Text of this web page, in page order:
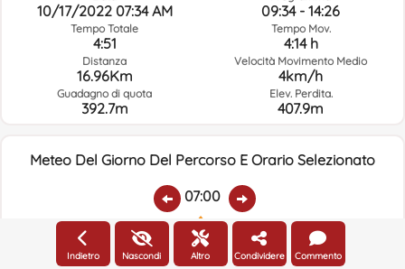
10/17/2022 07:34 AM
Tempo Totale
4:51
Distanza
16.96Km
Guadagno di quota
392.7m
09:34 - 14:26
Tempo Mov.
4:14 h
Velocità Movimento Medio
4km/h
Elev. Perdita.
407.9m
Meteo Del Giorno Del Percorso E Orario Selezionato
07:00
Temp.:
16.7ºC 1.1
Umidità Media:
91%
Velocità Vento:
5.8km/h
Indirizzo Vento:
Indietro Nascondi Altro Condividere Commento